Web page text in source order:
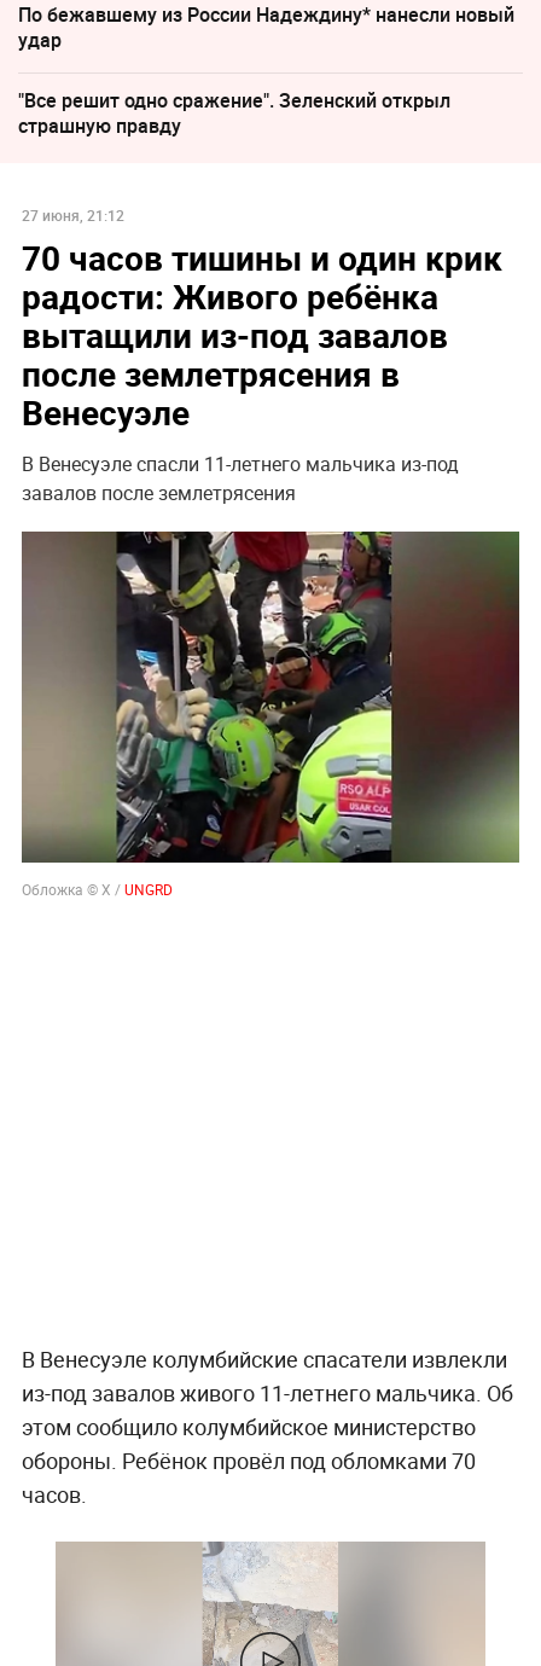
По бежавшему из России Надеждину* нанесли новый
удар
"Все решит одно сражение". Зеленский открыл
страшную правду
27 июня, 21:12
70 часов тишины и один крик
радости: Живого ребёнка
вытащили из-под завалов
после землетрясения в
Венесуэле
В Венесуэле спасли 11-летнего мальчика из-под
завалов после землетрясения
Обложка © X /UNGRD
В Венесуэле колумбийские спасатели извлекли
из-под завалов живого 11-летнего мальчика. Об
этом сообщило колумбийское министерство
обороны. Ребёнок провёл под обломками 70
часов.